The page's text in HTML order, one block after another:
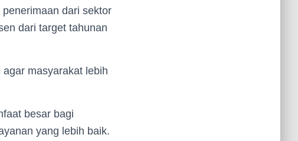
dari sektor
dari target tahunan
masyarakat lebih
besar bagi
yang lebih baik.